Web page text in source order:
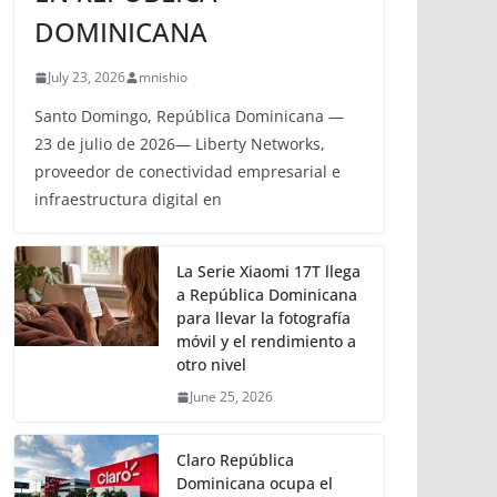
DOMINICANA
July 23, 2026 mnishio
Santo Domingo, República Dominicana —
23 de julio de 2026— Liberty Networks,
proveedor de conectividad empresarial e
infraestructura digital en
La Serie Xiaomi 17T llega
a República Dominicana
para llevar la fotografía
móvil y el rendimiento a
otro nivel
June 25, 2026
Claro República
Dominicana ocupa el